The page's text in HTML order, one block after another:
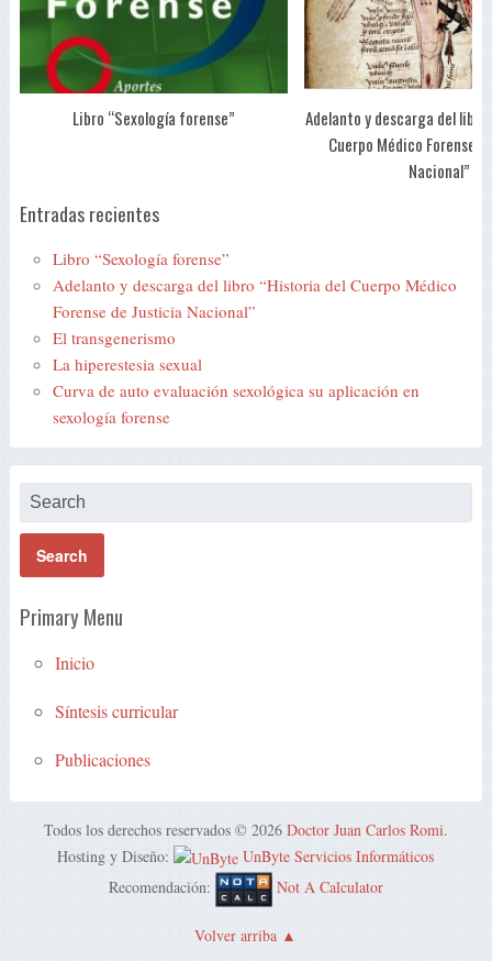
Libro “Sexología forense”
Adelanto y descarga del
Cuerpo Médico Forense
Nacional”
Entradas recientes
Libro “Sexología forense”
Adelanto y descarga del libro “Historia del Cuerpo Médico
Forense de Justicia Nacional”
El transgenerismo
La hiperestesia sexual
Curva de auto evaluación sexológica su aplicación en
sexología forense
Primary Menu
Inicio
Síntesis curricular
Publicaciones
Todos los derechos reservados © 2026 Doctor Juan Carlos Romi.
Hosting y Diseño:
UnByte Servicios Informáticos
Recomendación:
Not A Calculator
Volver arriba